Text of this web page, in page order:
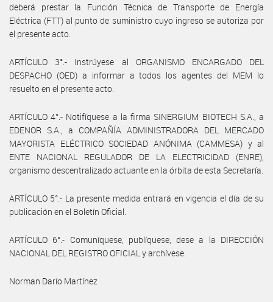
deberá prestar la Función Técnica de Transporte de Energía
Eléctrica (FTT) al punto de suministro cuyo ingreso se autoriza por
el presente acto.
ARTÍCULO 3°.- Instrúyese al ORGANISMO ENCARGADO DEL
DESPACHO (OED) a informar a todos los agentes del MEM lo
resuelto en el presente acto.
ARTÍCULO 4°.- Notifíquese a la firma SINERGIUM BIOTECH S.A., a
EDENOR S.A., a COMPAÑÍA ADMINISTRADORA DEL MERCADO
MAYORISTA ELÉCTRICO SOCIEDAD ANÓNIMA (CAMMESA) y al
ENTE NACIONAL REGULADOR DE LA ELECTRICIDAD (ENRE),
organismo descentralizado actuante en la órbita de esta Secretaría.
ARTÍCULO 5°.- La presente medida entrará en vigencia el día de su
publicación en el Boletín Oficial.
ARTÍCULO 6°.- Comuníquese, publíquese, dese a la DIRECCIÓN
NACIONAL DEL REGISTRO OFICIAL y archívese.
Norman Darío Martínez